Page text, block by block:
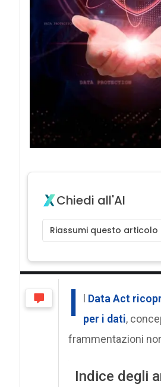
Chiedi all'AI
Riassumi questo articolo
I l Data Act
per i dati,
frammentazioni
Indice degli